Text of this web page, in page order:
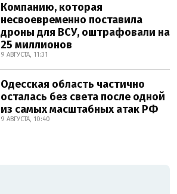
Компанию, которая
несвоевременно поставила
дроны для ВСУ, оштрафовали на
25 миллионов
9 АВГУСТА, 11:31
Одесская область частично
осталась без света после одной
из самых масштабных атак РФ
9 АВГУСТА, 10:40